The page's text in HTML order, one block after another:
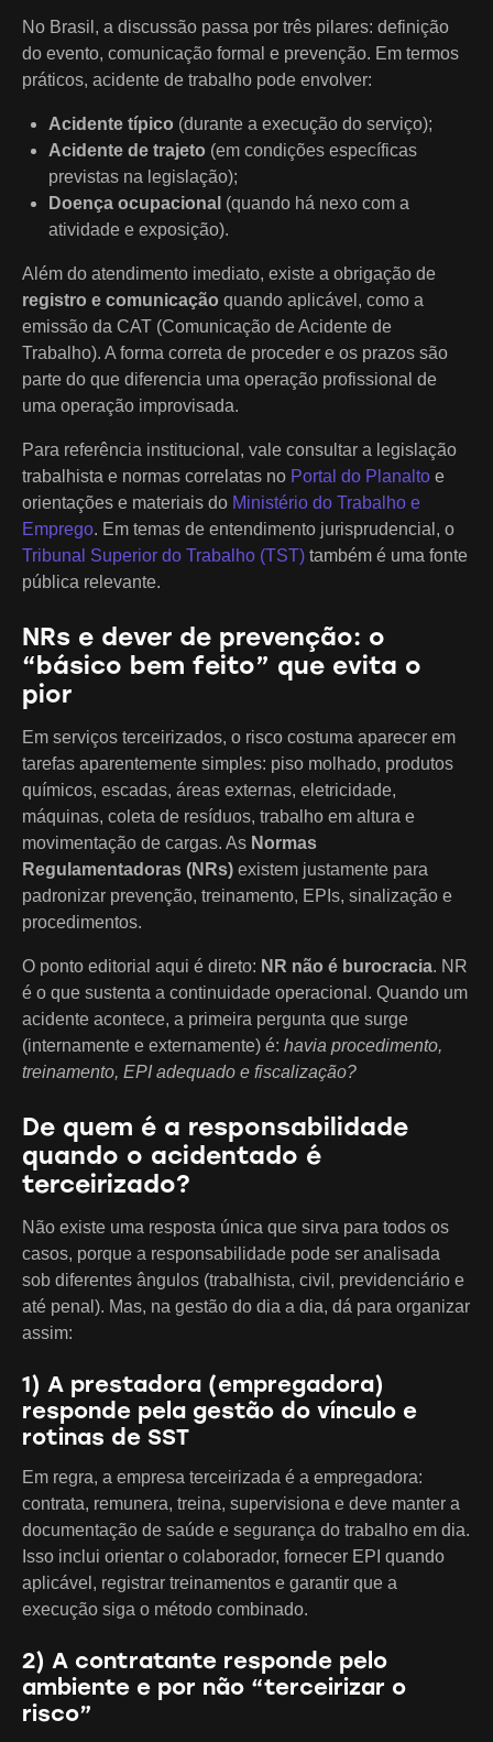
No Brasil, a discussão passa por três pilares: definição
do evento, comunicação formal e prevenção. Em termos
práticos, acidente de trabalho pode envolver:
Acidente típico (durante a execução do serviço);
Acidente de trajeto (em condições específicas
previstas na legislação);
Doença ocupacional (quando há nexo com a
atividade e exposição).
Além do atendimento imediato, existe a obrigação de
registro e comunicação quando aplicável, como a
emissão da CAT (Comunicação de Acidente de
Trabalho). A forma correta de proceder e os prazos são
parte do que diferencia uma operação profissional de
uma operação improvisada.
Para referência institucional, vale consultar a legislação
trabalhista e normas correlatas no Portal do Planalto e
orientações e materiais do Ministério do Trabalho e
Emprego. Em temas de entendimento jurisprudencial, o
Tribunal Superior do Trabalho (TST) também é uma fonte
pública relevante.
NRs e dever de prevenção: o
“básico bem feito” que evita o
pior
Em serviços terceirizados, o risco costuma aparecer em
tarefas aparentemente simples: piso molhado, produtos
químicos, escadas, áreas externas, eletricidade,
máquinas, coleta de resíduos, trabalho em altura e
movimentação de cargas. As Normas
Regulamentadoras (NRs) existem justamente para
padronizar prevenção, treinamento, EPIs, sinalização e
procedimentos.
O ponto editorial aqui é direto: NR não é burocracia. NR
é o que sustenta a continuidade operacional. Quando um
acidente acontece, a primeira pergunta que surge
(internamente e externamente) é: havia procedimento,
treinamento, EPI adequado e fiscalização?
De quem é a responsabilidade
quando o acidentado é
terceirizado?
Não existe uma resposta única que sirva para todos os
casos, porque a responsabilidade pode ser analisada
sob diferentes ângulos (trabalhista, civil, previdenciário e
até penal). Mas, na gestão do dia a dia, dá para organizar
assim:
1) A prestadora (empregadora)
responde pela gestão do vínculo e
rotinas de SST
Em regra, a empresa terceirizada é a empregadora:
contrata, remunera, treina, supervisiona e deve manter a
documentação de saúde e segurança do trabalho em dia.
Isso inclui orientar o colaborador, fornecer EPI quando
aplicável, registrar treinamentos e garantir que a
execução siga o método combinado.
2) A contratante responde pelo
ambiente e por não “terceirizar o
risco”